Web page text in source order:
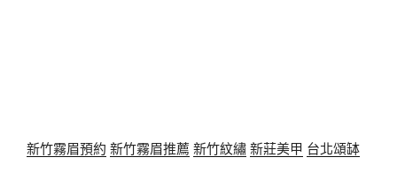
新竹霧眉預約 新竹霧眉推薦 新竹紋繡新莊美甲 台北頌缽